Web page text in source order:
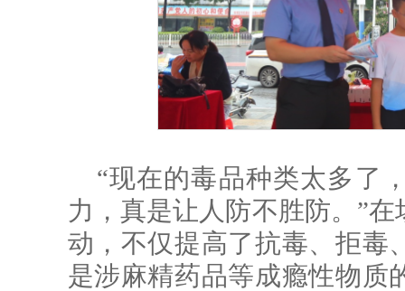
“现在的毒品种类太多了
力，真是让人防不胜防。”
动，不仅提高了抗毒、拒毒
是涉麻精药品等成瘾性物质